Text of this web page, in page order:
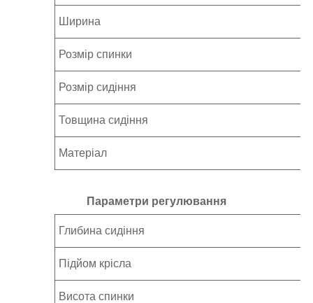
Ширина
Розмір спинки
Розмір сидіння
Товщина сидіння
Матеріал
Параметри регулювання
Глибина сидіння
Підйом крісла
Висота спинки